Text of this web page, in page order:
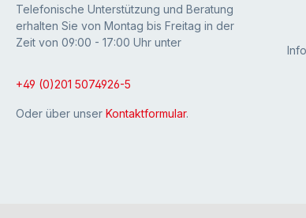
Telefonische Unterstützung und Beratung
erhalten Sie von Montag bis Freitag in der
Zeit von 09:00 - 17:00 Uhr unter
+49 (0)201 5074926-5
Oder über unser Kontaktformular.